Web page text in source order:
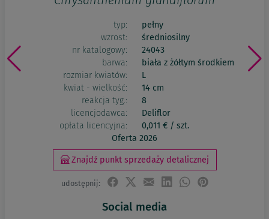
typ:
pełny
wzrost:
średniosilny
nr katalogowy:
24043
barwa:
biała z żółtym środkiem
rozmiar kwiatów:
L
kwiat - wielkość:
14 cm
reakcja tyg.:
8
licencjodawca:
Deliflor
opłata licencyjna:
0,011 € / szt.
Oferta 2026
Znajdź punkt sprzedaży detalicznej
udostępnij:
Social media